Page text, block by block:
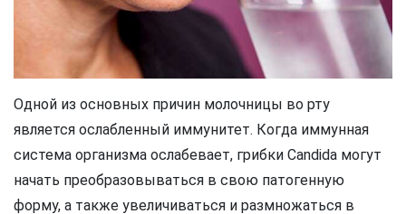
Одной из основных причин молочницы во рту
является ослабленный иммунитет. Когда иммунная
система организма ослабевает, грибки Candida могут
начать преобразовываться в свою патогенную
форму, а также увеличиваться и размножаться в